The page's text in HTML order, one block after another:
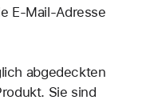
E-Mail-Adresse
abgedeckten
Sie sind